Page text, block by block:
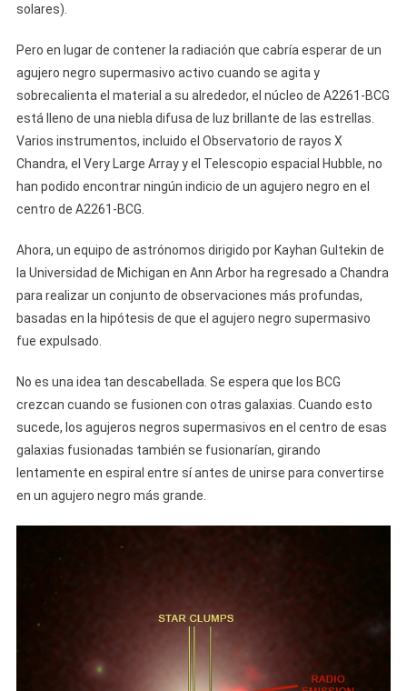
solares).
Pero en lugar de contener la radiación que cabría esperar de un
agujero negro supermasivo activo cuando se agita y
sobrecalienta el material a su alrededor, el núcleo de A2261-BCG
está lleno de una niebla difusa de luz brillante de las estrellas.
Varios instrumentos, incluido el Observatorio de rayos X
Chandra, el Very Large Array y el Telescopio espacial Hubble, no
han podido encontrar ningún indicio de un agujero negro en el
centro de A2261-BCG.
Ahora, un equipo de astrónomos dirigido por Kayhan Gultekin de
la Universidad de Michigan en Ann Arbor ha regresado a Chandra
para realizar un conjunto de observaciones más profundas,
basadas en la hipótesis de que el agujero negro supermasivo
fue expulsado.
No es una idea tan descabellada. Se espera que los BCG
crezcan cuando se fusionen con otras galaxias. Cuando esto
sucede, los agujeros negros supermasivos en el centro de esas
galaxias fusionadas también se fusionarían, girando
lentamente en espiral entre sí antes de unirse para convertirse
en un agujero negro más grande.